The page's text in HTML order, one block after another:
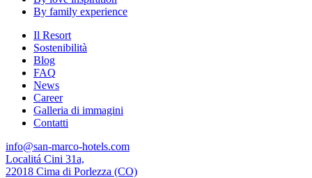
By family experience
Il Resort
Sostenibilità
Blog
FAQ
News
Career
Galleria di immagini
Contatti
info@san-marco-hotels.com
Localitá Cini 31a,
22018 Cima di Porlezza (CO)